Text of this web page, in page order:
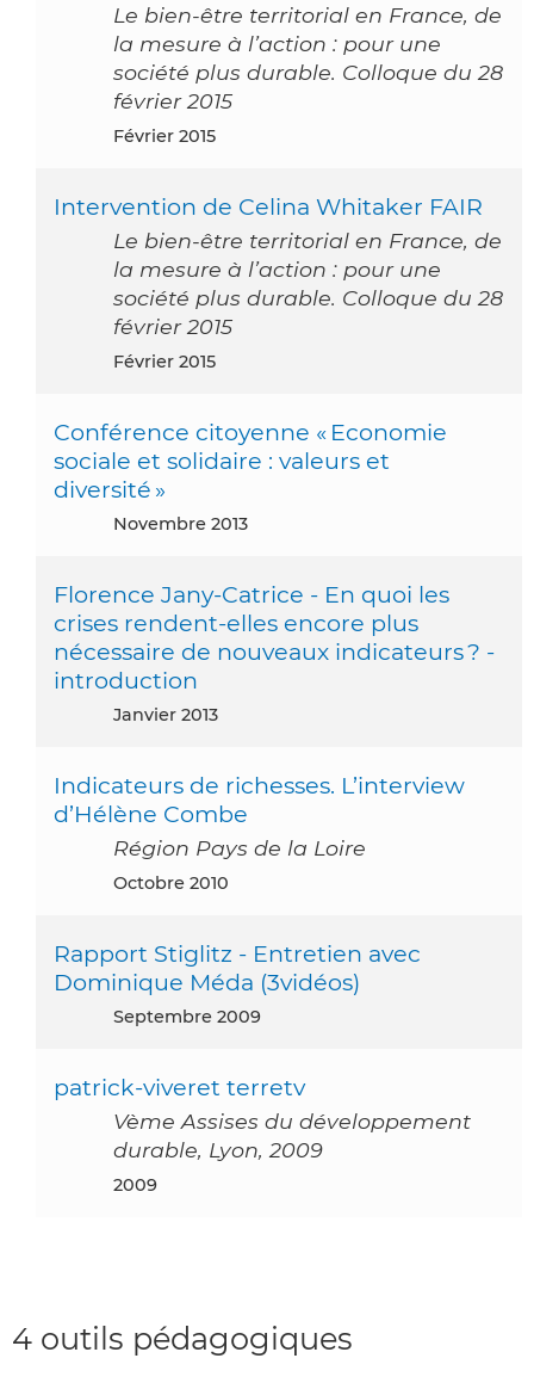
Le bien-être territorial en France, de
la mesure à l’action : pour une
société plus durable. Colloque du 28
février 2015
février 2015
Intervention de Celina Whitaker FAIR
Le bien-être territorial en France, de
la mesure à l’action : pour une
société plus durable. Colloque du 28
février 2015
février 2015
Conférence citoyenne « Economie
sociale et solidaire : valeurs et
diversité »
novembre 2013
Florence Jany-Catrice - En quoi les
crises rendent-elles encore plus
nécessaire de nouveaux indicateurs ? -
introduction
janvier 2013
Indicateurs de richesses. L’interview
d’Hélène Combe
Région Pays de la Loire
octobre 2010
Rapport Stiglitz - Entretien avec
Dominique Méda (3vidéos)
septembre 2009
patrick-viveret terretv
Vème Assises du développement
durable, Lyon, 2009
2009
4 outils pédagogiques